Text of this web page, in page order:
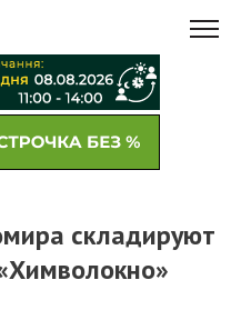
складируют